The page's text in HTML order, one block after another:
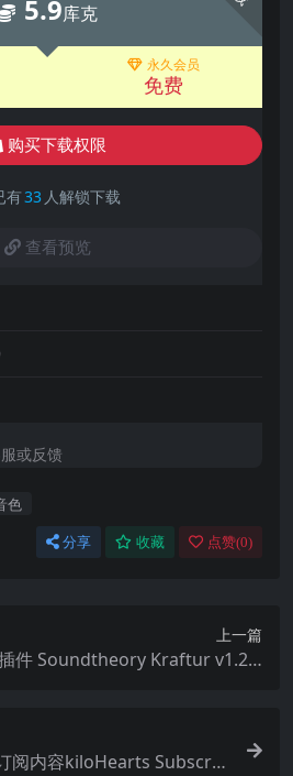
5.9库克
永久会员
免费
购买下载权限
有33 人解锁下载
查看预览
或反馈
色
分享 收藏 点赞(0)
上一篇
件 Soundtheory Kraftur v1.2.3
阅内容kiloHearts Subscrip